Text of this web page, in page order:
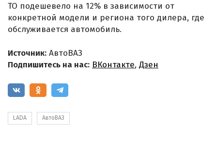
ТО подешевело на 12% в зависимости от
конкретной модели и региона того дилера, где
обслуживается автомобиль.
Источник: АвтоВАЗ
Подпишитесь на нас: ВКонтакте, Дзен
LADA АвтоВАЗ